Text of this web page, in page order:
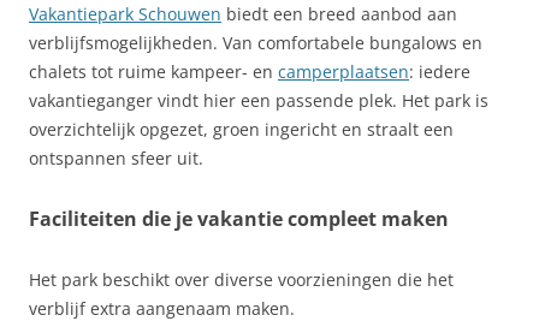
Vakantiepark Schouwen biedt een breed aanbod aan
verblijfsmogelijkheden. Van comfortabele bungalows en
chalets tot ruime kampeer- en camperplaatsen: iedere
vakantieganger vindt hier een passende plek. Het park is
overzichtelijk opgezet, groen ingericht en straalt een
ontspannen sfeer uit.
Faciliteiten die je vakantie compleet maken
Het park beschikt over diverse voorzieningen die het
verblijf extra aangenaam maken.